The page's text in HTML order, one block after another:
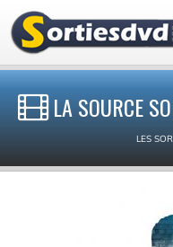
LA SOURCE
LES